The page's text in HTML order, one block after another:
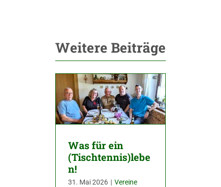
Weitere Beiträge
Was für ein
(Tischtennis)lebe
n!
31. Mai 2026 | Vereine